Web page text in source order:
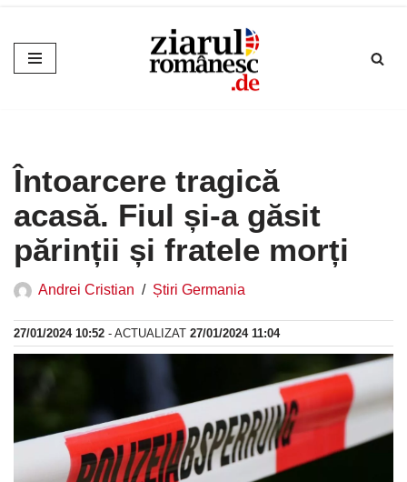
Sari
la
Întoarcere tragică
acasă. Fiul și-a găsit
părinții și fratele morți
Andrei Cristian Știri Germania
27/01/2024 10:52 - ACTUALIZAT 27/01/2024 11:04